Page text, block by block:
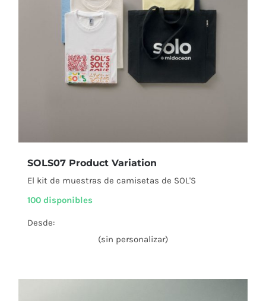
SOLS07 Product Variation
El kit de muestras de camisetas de SOL'S
100 disponibles
Desde:
(sin personalizar)